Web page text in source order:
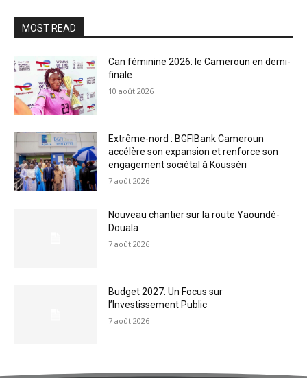
MOST READ
Can féminine 2026: le Cameroun en demi-
finale
10 août 2026
Extrême-nord : BGFIBank Cameroun
accélère son expansion et renforce son
engagement sociétal à Kousséri
7 août 2026
Nouveau chantier sur la route Yaoundé-
Douala
7 août 2026
Budget 2027: Un Focus sur
l’Investissement Public
7 août 2026